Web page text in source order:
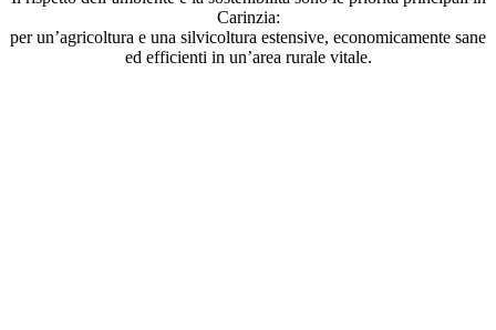
Carinzia:
per un’agricoltura e una silvicoltura estensive, economicamente sane
ed efficienti in un’area rurale vitale.